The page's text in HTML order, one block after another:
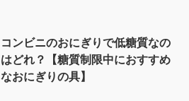
コンビニのおにぎりで低糖質なの
はどれ？【糖質制限中におすすめ
なおにぎりの具】